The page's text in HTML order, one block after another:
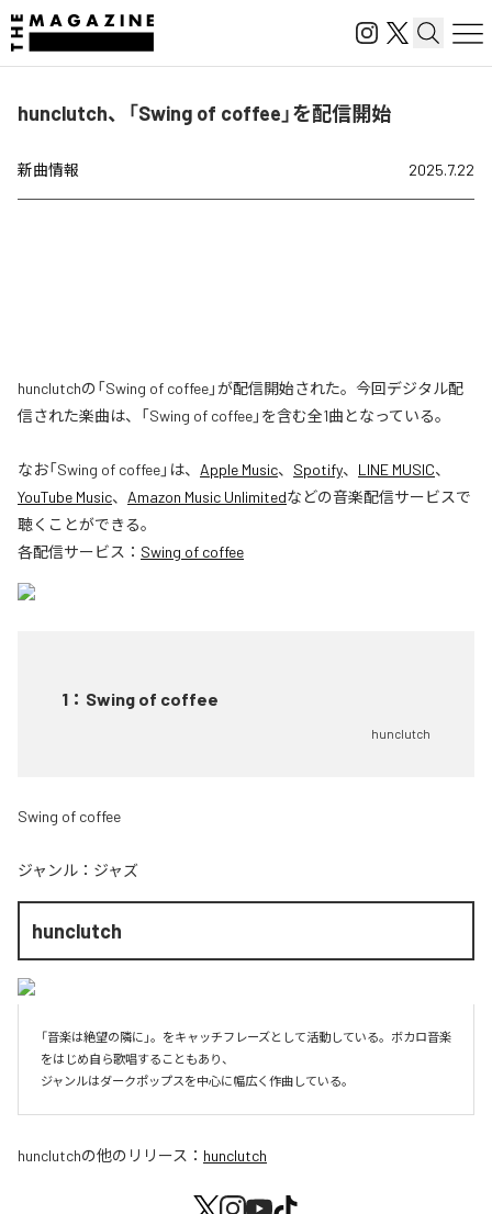
hunclutch、「Swing of coffee」を配信開始
新曲情報 2025.7.22
hunclutchの「Swing of coffee」が配信開始された。今回デジタル配
信された楽曲は、「Swing of coffee」を含む全1曲となっている。
なお「Swing of coffee」は、 Apple Music、 Spotify、 LINE MUSIC、
YouTube Music、 Amazon Music Unlimitedなどの音楽配信サービスで
聴くことができる。
各配信サービス： Swing of coffee
1 ： Swing of coffee
hunclutch
Swing of coffee
ジャンル： ジャズ
hunclutch
「音楽は絶望の隣に」。をキャッチフレーズとして活動している。ボカロ音楽
をはじめ自ら歌唱することもあり、
ジャンルはダークポップスを中心に幅広く作曲している。
hunclutchの他のリリース： hunclutch